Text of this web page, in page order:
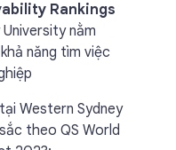
Rankings
nằm
năng tìm việc
Western Sydney
theo QS World